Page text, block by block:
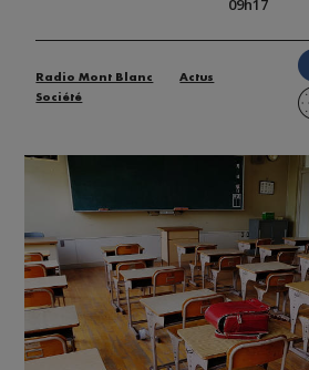
09h17
Radio Mont Blanc
Actus
Société